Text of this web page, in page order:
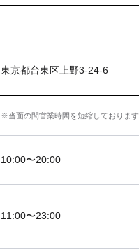
東京都台東区上野3-24-6
※当面の間営業時間を短縮しております
10:00〜20:00
11:00〜23:00